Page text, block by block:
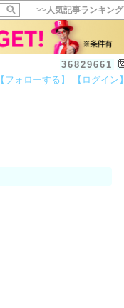
>>人気記事ランキング
36829661
【フォローする】 【ログイン】